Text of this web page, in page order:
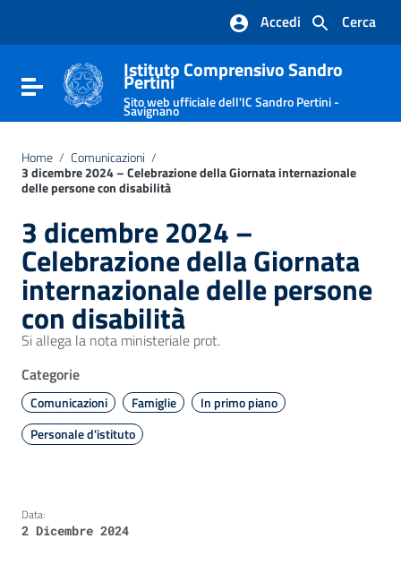
Vai al footer
Cerca
Accedi
Attiva / disattiva la navigazione
Istituto Comprensivo Sandro
Pertini
Sito web ufficiale dell'IC Sandro Pertini -
Savignano
Home / Comunicazioni /
3 dicembre 2024 – Celebrazione della Giornata internazionale
delle persone con disabilità
3 dicembre 2024 –
Celebrazione della Giornata
internazionale delle persone
con disabilità
Si allega la nota ministeriale prot.
Categorie
Comunicazioni Famiglie
In primo piano
Personale d'istituto
Data:
2 Dicembre 2024